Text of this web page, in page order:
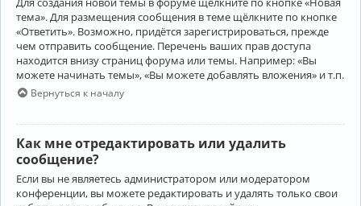
тема». Для размещения сообщения в теме щёлкните по кнопке
«Ответить». Возможно, придётся зарегистрироваться, прежде
чем отправить сообщение. Перечень ваших прав доступа
находится внизу страниц форума или темы. Например: «Вы
можете начинать темы», «Вы можете добавлять вложения» и т.п.
Вернуться к началу
Как мне отредактировать или удалить
сообщение?
Если вы не являетесь администратором или модератором
конференции, вы можете редактировать и удалять только свои